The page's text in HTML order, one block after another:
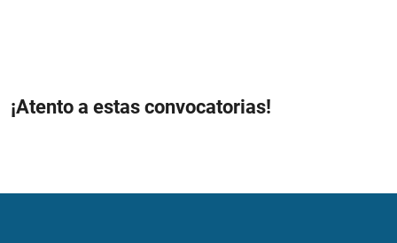
¡Atento a estas convocatorias!